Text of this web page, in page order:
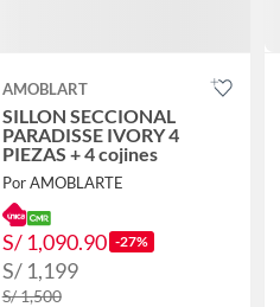
AMOBLART
SILLON SECCIONAL
PARADISSE IVORY 4
PIEZAS + 4 cojines
Por AMOBLARTE
S/ 1,090.90 -27%
S/ 1,199
S/ 1,500